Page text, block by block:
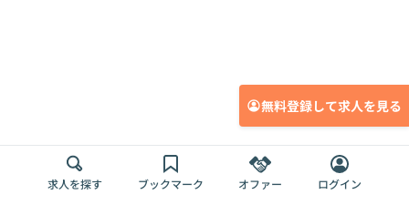
無料登録して求人を見る
求人を探す ブックマーク オファー ログイン